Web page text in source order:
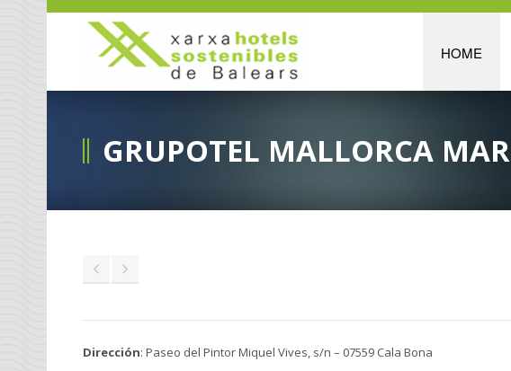
HOME
GRUPOTEL MALLORCA MAR
Dirección: Paseo del Pintor Miquel Vives, s/n – 07559 Cala Bona